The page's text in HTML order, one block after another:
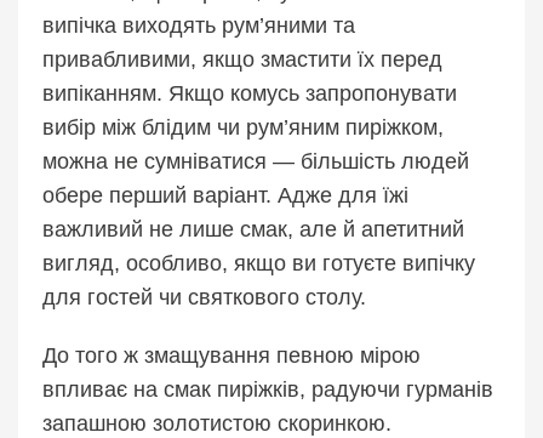
випічка виходять рум’яними та
привабливими, якщо змастити їх перед
випіканням. Якщо комусь запропонувати
вибір між блідим чи рум’яним пиріжком,
можна не сумніватися — більшість людей
обере перший варіант. Адже для їжі
важливий не лише смак, але й апетитний
вигляд, особливо, якщо ви готуєте випічку
для гостей чи святкового столу.
До того ж змащування певною мірою
впливає на смак пиріжків, радуючи гурманів
запашною золотистою скоринкою.